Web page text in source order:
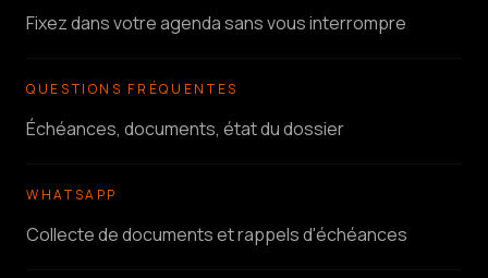
Fixez dans votre agenda sans vous interrompre
QUESTIONS FRÉQUENTES
Échéances, documents, état du dossier
WHATSAPP
Collecte de documents et rappels d'échéances